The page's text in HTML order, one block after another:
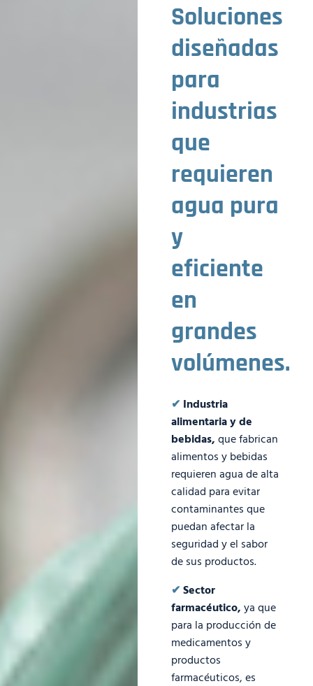
Soluciones
diseñadas
para
industrias
que
requieren
agua pura
y
eficiente
en
grandes
volúmenes.
✔ Industria
alimentaria y de
bebidas,que fabrican
alimentos y bebidas
requieren agua de alta
calidad para evitar
contaminantes que
puedan afectar la
seguridad y el sabor
de sus productos.
✔Sector
farmacéutico,ya que
para la producción de
medicamentos y
productos
farmacéuticos, es